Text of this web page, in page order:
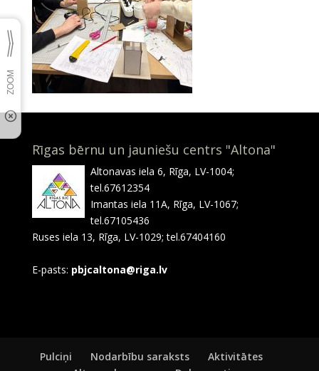
Rīgas bērnu un jauniešu centrs "Altona"
Altonavas iela 6, Rīga, LV-1004;
tel.67612354
Imantas iela 11A, Rīga, LV-1067;
tel.67105436
Ruses iela 13, Rīga, LV-1029; tel.67404160
E-pasts: pbjcaltona@riga.lv
Pulciņi Nodarbību saraksts
Aktivitātes